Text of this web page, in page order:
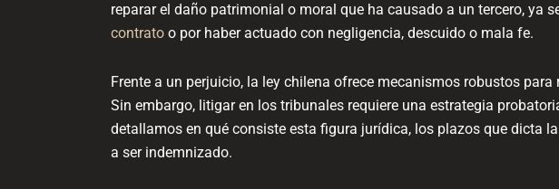
reparar el daño patrimonial o moral que ha causado a un tercero, ya
contrato o por haber actuado con negligencia, descuido o mala fe.
Frente a un perjuicio, la ley chilena ofrece mecanismos robustos
Sin embargo, litigar en los tribunales requiere una estrategia
detallamos en qué consiste esta figura jurídica, los plazos que dicta
a ser indemnizado.